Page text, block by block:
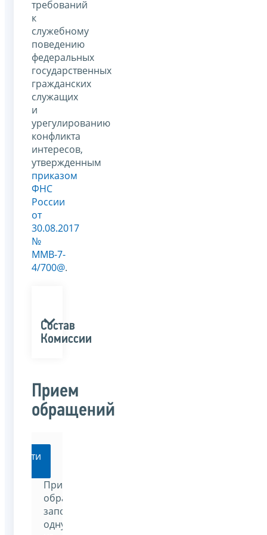
требований
к
служебному
поведению
федеральных
государственных
гражданских
служащих
и
урегулированию
конфликта
интересов,
утвержденным
приказом
ФНС
России
от
30.08.2017
№
ММВ-7-
4/700@.
Состав
Комиссии
Прием
обращений
Перейти
При
обращении
заполните
одну